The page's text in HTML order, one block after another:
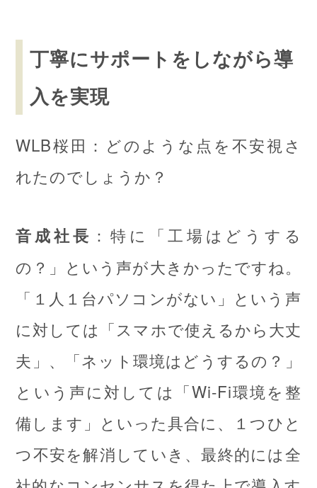
丁寧にサポートをしながら導
入を実現
WLB桜田：どのような点を不安視さ
れたのでしょうか？
音成社長 ：特に「工場はどうする
の？」という声が大きかったですね。
「１人１台パソコンがない」という声
に対しては「スマホで使えるから大丈
夫」、「ネット環境はどうするの？」
という声に対しては「Wi-Fi環境を整
備します」といった具合に、１つひと
つ不安を解消していき、最終的には全